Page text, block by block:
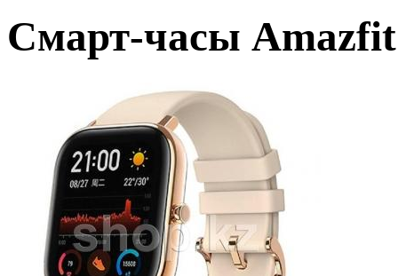
Смарт-часы Amazfit